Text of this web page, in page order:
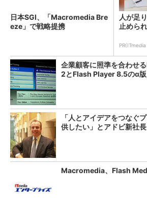
日本SGI、「Macromedia Bre
eze」で戦略提携
人が足
止めら
企業顧客に照準を合わせ
2とFlash Player 8.5のα
「人とアイデアをつなぐ
供したい」とアドビ新社長
Macromedia、Flash